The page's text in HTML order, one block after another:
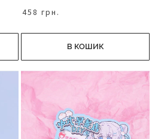
458 грн.
В КОШИК